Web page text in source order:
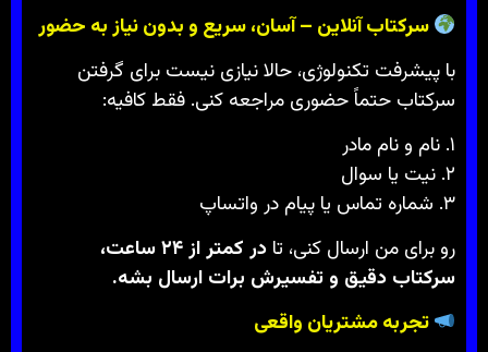
سرکتاب آنلاین – آسان، سریع و بدون نیاز به حضور
با پیشرفت تکنولوژی، حالا نیازی نیست برای گرفتن
سرکتاب حتماً حضوری مراجعه کنی. فقط کافیه:
۱. نام و نام مادر
۲. نیت یا سوال
۳. شماره تماس یا پیام در واتساپ
رو برای من ارسال کنی، تا
در کمتر از ۲۴ ساعت،
سرکتاب دقیق و تفسیرش برات ارسال بشه.
تجربه مشتریان واقعی